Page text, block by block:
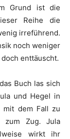
Grund ist die
Reihe die
irreführend.
noch weniger
enttäuscht.
Buch las sich
und Hegel in
mit dem Fall zu
zum Zug. Jula
wirkt ihr